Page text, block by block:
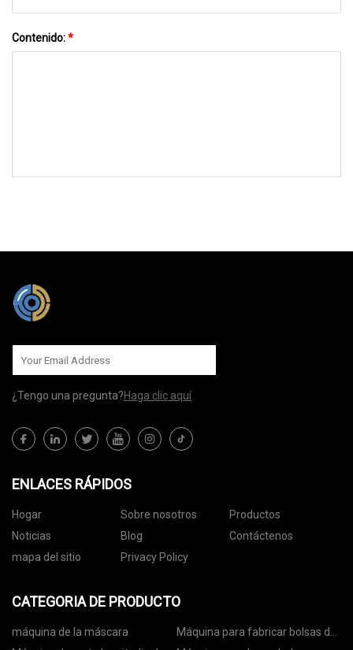
Contenido:*
¿Tengo una pregunta?Haga clic aquí
ENLACES RÁPIDOS
Hogar Sobre nosotros
Productos
Noticias
Blog
Contáctenos
mapa del sitio
Privacy Policy
CATEGORIA DE PRODUCTO
máquina de la máscara
Máquina para fabricar bolsas de